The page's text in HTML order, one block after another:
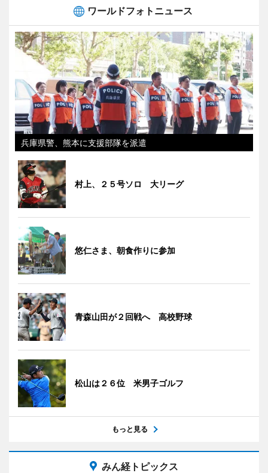
ワールドフォトニュース
兵庫県警、熊本に支援部隊を派遣
村上、２５号ソロ 大リーグ
悠仁さま、朝食作りに参加
青森山田が２回戦へ 高校野球
松山は２６位 米男子ゴルフ
もっと見る
みん経トピックス